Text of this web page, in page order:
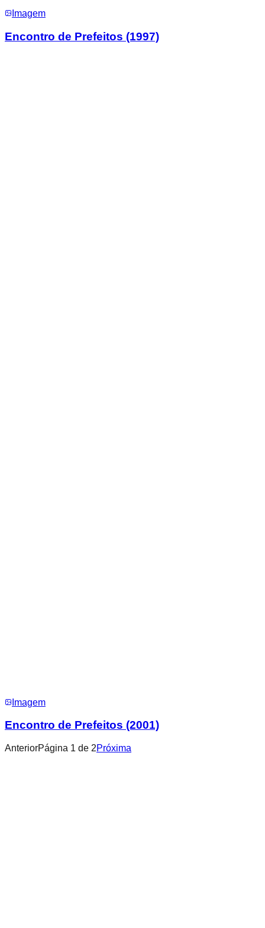
Imagem
Encontro de Prefeitos (1997)
Imagem
Encontro de Prefeitos (2001)
AnteriorPágina 1 de 2Próxima